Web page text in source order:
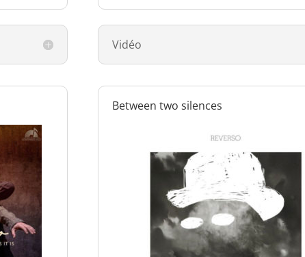
Vidéo
Between two silences